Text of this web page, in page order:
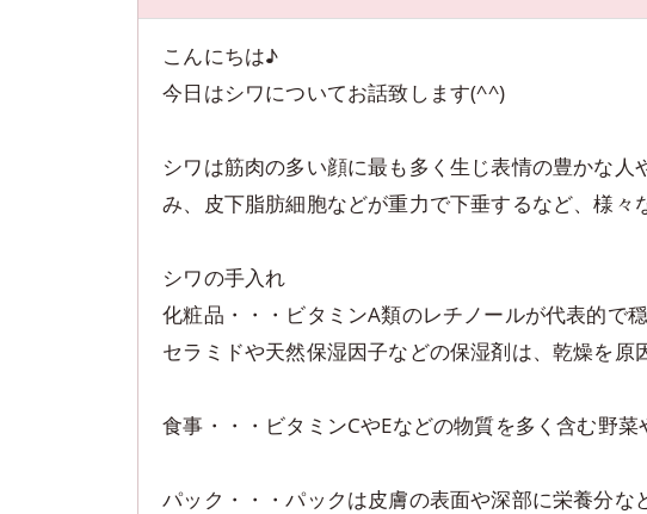
こんにちは♪
今日はシワについてお話致します(^^)
シワは筋肉の多い顔に最も多く生じ表情の豊かな
み、皮下脂肪細胞などが重力で下垂するなど、様々
シワの手入れ
化粧品・・・ビタミンA類のレチノールが代表的で
セラミドや天然保湿因子などの保湿剤は、乾燥を
食事・・・ビタミンCやEなどの物質を多く含む野
パック・・・パックは皮膚の表面や深部に栄養分